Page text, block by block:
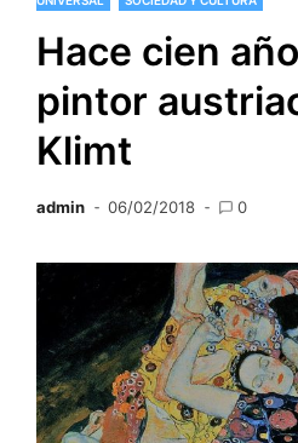
Hace cien
pintor
Klimt
admin 06/02/2018 0